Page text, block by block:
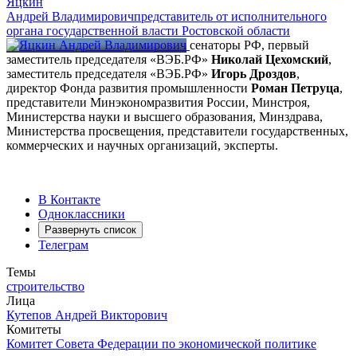
Андрей Владимировичпредставитель от исполнительного
органа государственной власти Ростовской области
сенаторы РФ, первый
заместитель председателя «ВЭБ.РФ» Николай Цехомский,
заместитель председателя «ВЭБ.РФ» Игорь Дроздов,
директор Фонда развития промышленности Роман Петруца,
представители Минэкономразвития России, Минстроя,
Министерства науки и высшего образования, Минздрава,
Министерства просвещения, представители государственных,
коммерческих и научных организаций, эксперты.
В Контакте
Одноклассники
Развернуть список
Телеграм
Темы
строительство
Лица
Кутепов Андрей Викторович
Комитеты
Комитет Совета Федерации по экономической политике